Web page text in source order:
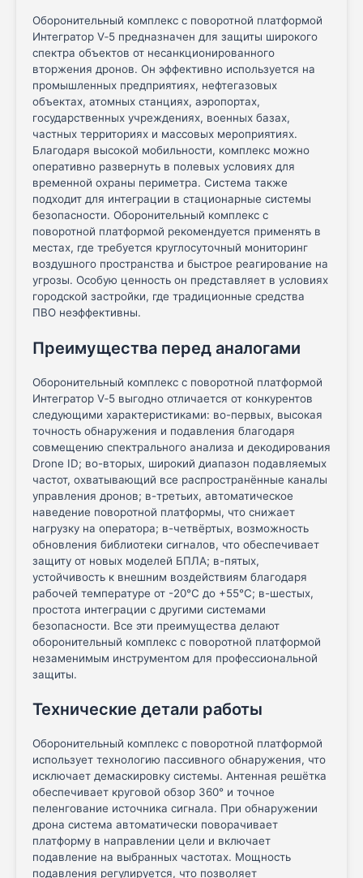
Оборонительный комплекс с поворотной платформой
Интегратор V‑5 предназначен для защиты широкого
спектра объектов от несанкционированного
вторжения дронов. Он эффективно используется на
промышленных предприятиях, нефтегазовых
объектах, атомных станциях, аэропортах,
государственных учреждениях, военных базах,
частных территориях и массовых мероприятиях.
Благодаря высокой мобильности, комплекс можно
оперативно развернуть в полевых условиях для
временной охраны периметра. Система также
подходит для интеграции в стационарные системы
безопасности. Оборонительный комплекс с
поворотной платформой рекомендуется применять в
местах, где требуется круглосуточный мониторинг
воздушного пространства и быстрое реагирование на
угрозы. Особую ценность он представляет в условиях
городской застройки, где традиционные средства
ПВО неэффективны.
Преимущества перед аналогами
Оборонительный комплекс с поворотной платформой
Интегратор V‑5 выгодно отличается от конкурентов
следующими характеристиками: во-первых, высокая
точность обнаружения и подавления благодаря
совмещению спектрального анализа и декодирования
Drone ID; во-вторых, широкий диапазон подавляемых
частот, охватывающий все распространённые каналы
управления дронов; в-третьих, автоматическое
наведение поворотной платформы, что снижает
нагрузку на оператора; в-четвёртых, возможность
обновления библиотеки сигналов, что обеспечивает
защиту от новых моделей БПЛА; в-пятых,
устойчивость к внешним воздействиям благодаря
рабочей температуре от -20°C до +55°C; в-шестых,
простота интеграции с другими системами
безопасности. Все эти преимущества делают
оборонительный комплекс с поворотной платформой
незаменимым инструментом для профессиональной
защиты.
Технические детали работы
Оборонительный комплекс с поворотной платформой
использует технологию пассивного обнаружения, что
исключает демаскировку системы. Антенная решётка
обеспечивает круговой обзор 360° и точное
пеленгование источника сигнала. При обнаружении
дрона система автоматически поворачивает
платформу в направлении цели и включает
подавление на выбранных частотах. Мощность
подавления регулируется, что позволяет